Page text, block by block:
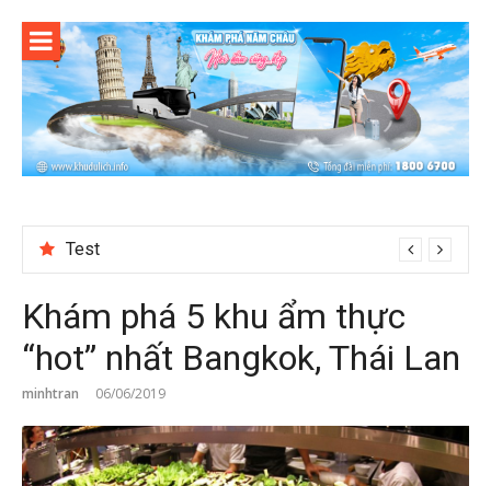
content
Khám phá 5 khu ẩm thực
“hot” nhất Bangkok, Thái Lan
minhtran 06/06/2019